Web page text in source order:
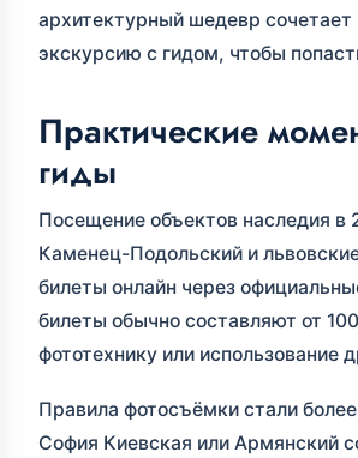
архитектурный шедевр сочетает
экскурсию с гидом, чтобы
Практические
гиды
Посещение объектов наследия в
Каменец-Подольский и
билеты онлайн через
билеты обычно составляют от
фототехнику или использование
Правила фотосъёмки стали
София Киевская или Армянский